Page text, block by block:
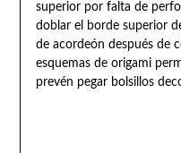
superior por falta de
doblar el borde superior
de acordeón después de
esquemas de origami
prevén pegar bolsillos